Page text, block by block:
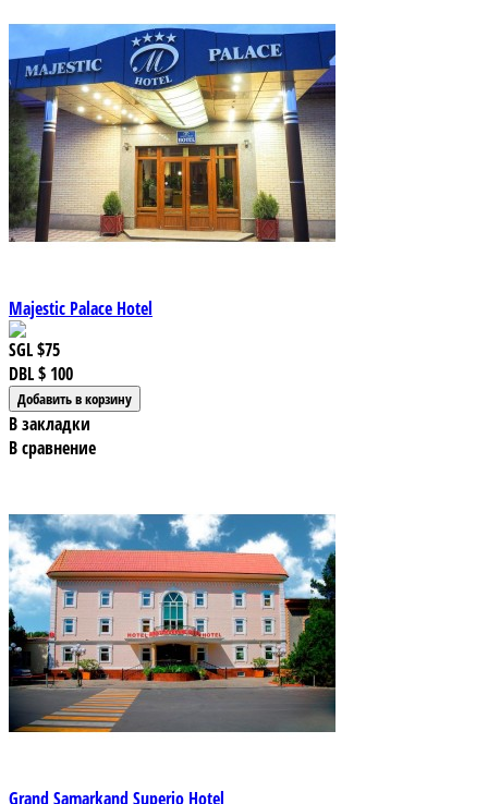
Majestic Palace Hotel
SGL$75
DBL$ 100
В закладки
В сравнение
Grand Samarkand Superio Hotel